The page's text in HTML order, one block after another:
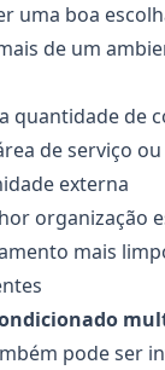
uma boa
de um
quantidade de
de serviço
externa
organização
mais
pode ser